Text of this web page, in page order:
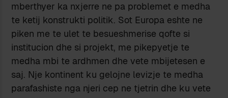
mberthyer ka nxjerre ne pa problemet e medha
te ketij konstrukti politik. Sot Europa eshte ne
piken me te ulet te besueshmerise qofte si
institucion dhe si projekt, me pikepyetje te
medha mbi te ardhmen dhe vete mbijetesen e
saj. Nje kontinent ku gelojne levizje te medha
parafashiste nga njeri cep ne tjetrin dhe ku vete